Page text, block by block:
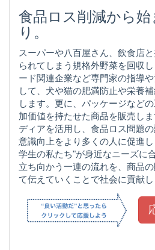
食品ロス削減から始
り。
スーパーや八百屋さん、飲食店
られてしまう規格外野菜を回収
ード関連企業など専門家の指導
して、犬や猫の肥満防止や栄養
します。更に、パッケージなど
加価値を持たせた商品を販売し
ディアを活用し、食品ロス問題
意識向上をより多くの人に促進
学生の私たち"が身近なニーズに
立ち向かう一連の流れを、商品
て伝えていくことで社会に貢献し